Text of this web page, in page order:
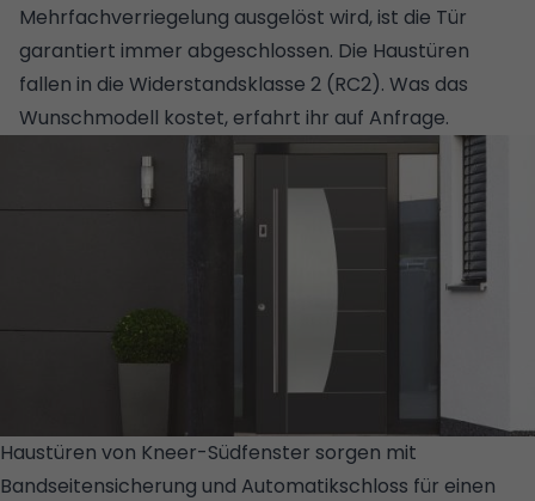
Mehrfachverriegelung ausgelöst wird, ist die Tür
garantiert immer abgeschlossen. Die Haustüren
fallen in die Widerstandsklasse 2 (RC2). Was das
Wunschmodell kostet, erfahrt ihr auf Anfrage.
Haustüren von Kneer-Südfenster sorgen mit
Bandseitensicherung und Automatikschloss für einen